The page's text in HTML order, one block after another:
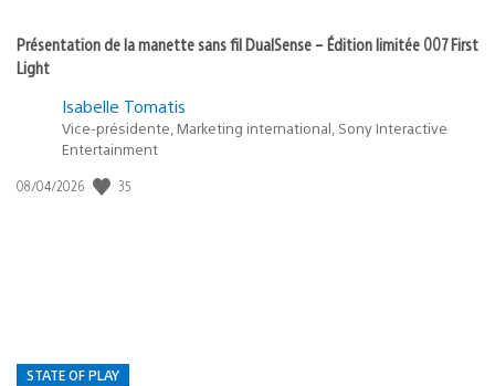
Présentation de la manette sans fil DualSense – Édition limitée 007 First
Light
Isabelle Tomatis
Vice-présidente, Marketing international, Sony Interactive
Entertainment
Date
08/04/2026 35
STATE OF PLAY